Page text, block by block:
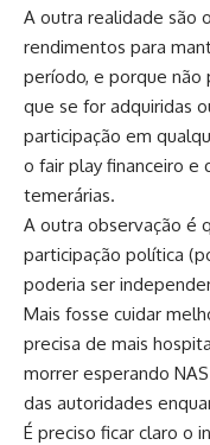
A outra realidade são
rendimentos para
período, e porque não
que se for adquiridas
participação em
o fair play financeiro e
temerárias.
A outra observação é
participação política
poderia ser
Mais fosse cuidar
precisa de mais
morrer esperando
das autoridades
É preciso ficar claro o